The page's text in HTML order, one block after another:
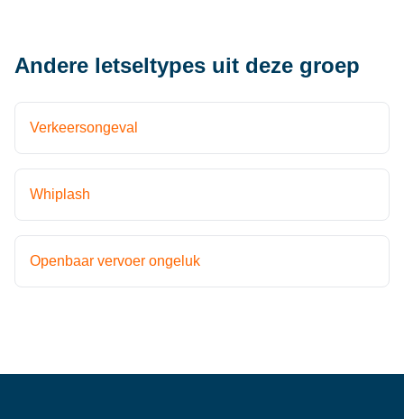
Andere letseltypes uit deze groep
Verkeersongeval
Whiplash
Openbaar vervoer ongeluk